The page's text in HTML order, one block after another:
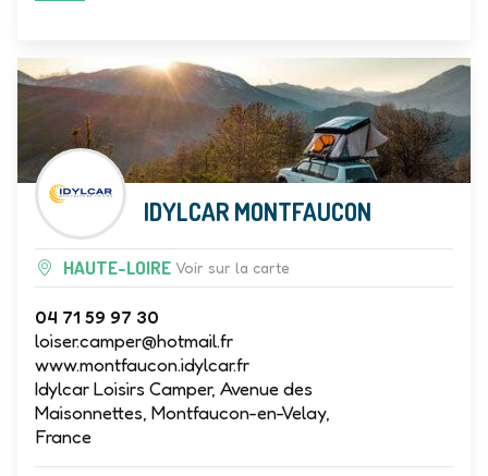
IDYLCAR MONTFAUCON
HAUTE-LOIRE Voir sur la carte
04 71 59 97 30
loiser.camper@hotmail.fr
www.montfaucon.idylcar.fr
Idylcar Loisirs Camper, Avenue des
Maisonnettes, Montfaucon-en-Velay,
France